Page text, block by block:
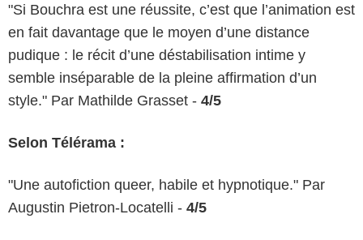
"Si Bouchra est une réussite, c’est que l’animation est
en fait davantage que le moyen d’une distance
pudique : le récit d’une déstabilisation intime y
semble inséparable de la pleine affirmation d’un
style." Par Mathilde Grasset - 4/5
Selon Télérama :
"Une autofiction queer, habile et hypnotique." Par
Augustin Pietron-Locatelli - 4/5